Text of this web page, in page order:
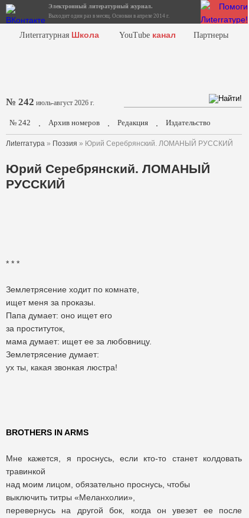
Электронный литературный журнал.
Выходит один раз в месяц. Основан в апреле 2014 г.
Лиterraтурная Школа YouTube канал Партнеры
№ 242 июль-август 2026 г.
№ 242 . Архив номеров . Редакция . Издательство
Лиterraтура » Поэзия » Юрий Серебрянский. ЛОМАНЫЙ РУССКИЙ
Юрий Серебрянский. ЛОМАНЫЙ
РУССКИЙ
* * *
Землетрясение ходит по комнате,
ищет меня за проказы.
Папа думает: оно ищет его
за проституток,
мама думает: ищет ее за любовницу.
Землетрясение думает:
ух ты, какая звонкая люстра!
BROTHERS IN ARMS
Мне кажется, я проснусь, если кто-то станет колдовать
травинкой
над моим лицом, обязательно проснусь, чтобы
выключить титры «Меланхолии»,
перевернусь на другой бок, когда он увезет ее после